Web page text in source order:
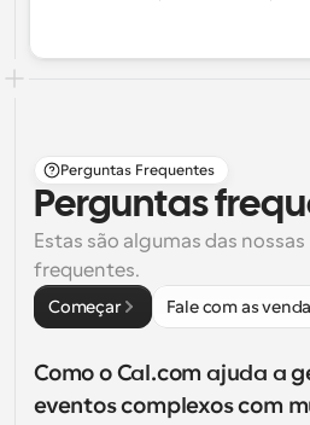
Perguntas Frequentes
Perguntas
Estas são algumas das
frequentes.
Começar Fale com as
Como o Cal.com ajuda a
eventos complexos com